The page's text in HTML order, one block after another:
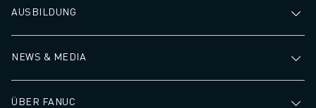
AUSBILDUNG
NEWS & MEDIA
ÜBER FANUC